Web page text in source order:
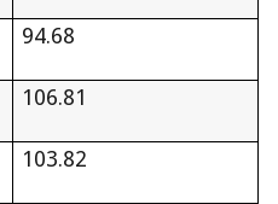
94.68
106.81
103.82